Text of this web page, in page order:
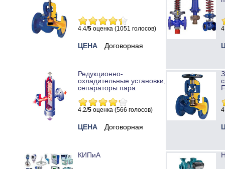
4.4/5 оценка (1051 голосов)
ЦЕНА Договорная
Редукционно-
охладительные установки,
сепараторы пара
4.2/5 оценка (566 голосов)
ЦЕНА Договорная
КИПиА